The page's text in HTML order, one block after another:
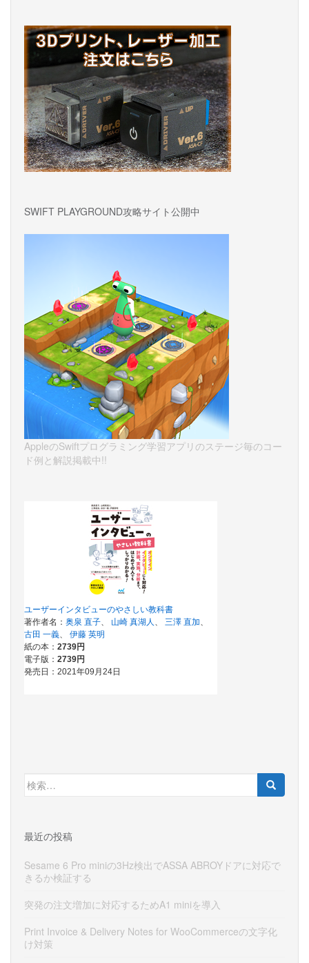
SWIFT PLAYGROUND攻略サイト公開中
AppleのSwiftプログラミング学習アプリのステージ毎のコー
ド例と解説掲載中!!
検
索:
最近の投稿
Sesame 6 Pro miniの3Hz検出でASSA ABROYドアに対応で
きるか検証する
突発の注文増加に対応するためA1 miniを導入
Print Invoice & Delivery Notes for WooCommerceの文字化
け対策